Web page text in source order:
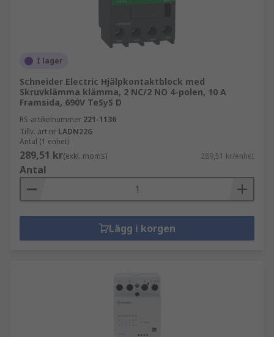
I lager
Schneider Electric Hjälpkontaktblock med
Skruvklämma klämma, 2 NC/2 NO 4-polen, 10 A
Framsida, 690V TeSyS D
RS-artikelnummer 221-1136
Tillv. art.nr LADN22G
Antal (1 enhet)
289,51 kr(exkl. moms) 289,51 kr/enhet
Antal
Lägg i korgen